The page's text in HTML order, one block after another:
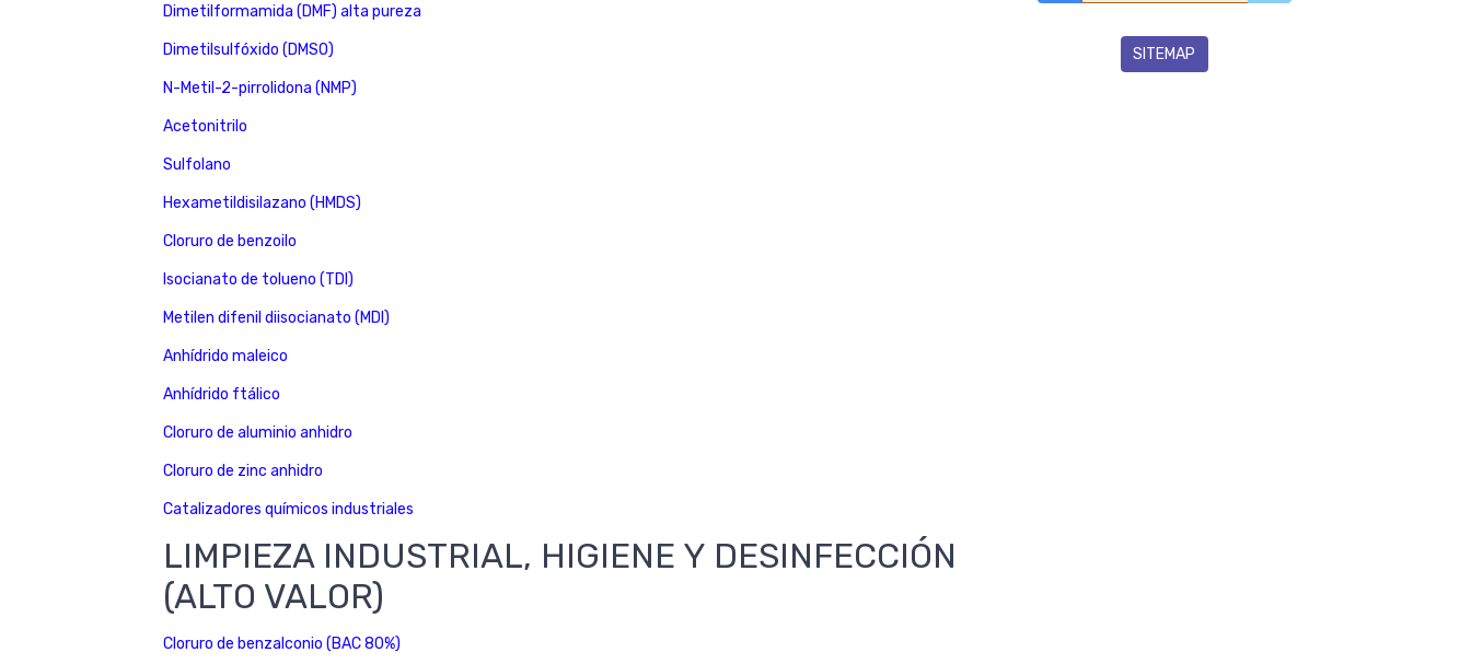
Dimetilformamida (DMF) alta pureza
Dimetilsulfóxido (DMSO)
N-Metil-2-pirrolidona (NMP)
Acetonitrilo
Sulfolano
Hexametildisilazano (HMDS)
Cloruro de benzoilo
Isocianato de tolueno (TDI)
Metilen difenil diisocianato (MDI)
Anhídrido maleico
Anhídrido ftálico
Cloruro de aluminio anhidro
Cloruro de zinc anhidro
Catalizadores químicos industriales
LIMPIEZA INDUSTRIAL, HIGIENE Y DESINFECCIÓN
(ALTO VALOR)
Cloruro de benzalconio (BAC 80%)
SITEMAP